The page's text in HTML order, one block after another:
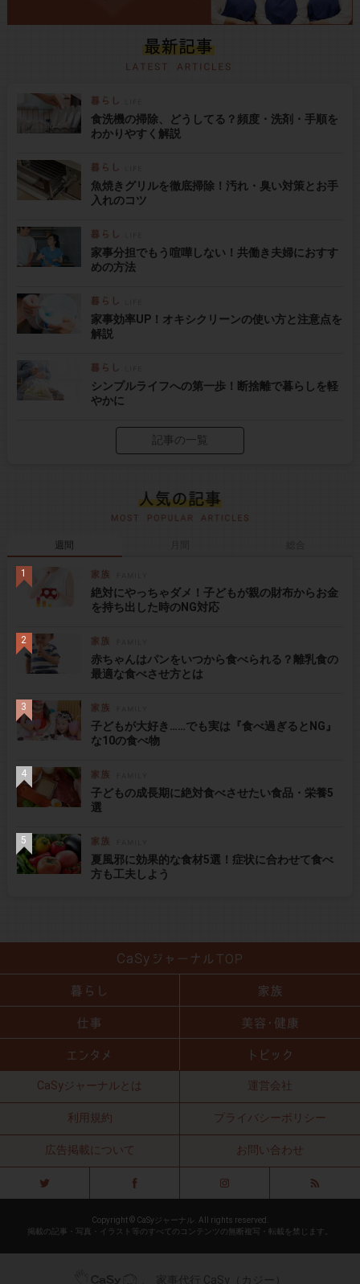
食洗機の掃除、どうしてる？頻度・洗剤・手順を
わかりやすく解説
魚焼きグリルを徹底掃除！汚れ・臭い対策とお手
入れのコツ
家事分担でもう喧嘩しない！共働き夫婦におすす
めの方法
家事効率UP！オキシクリーンの使い方と注意点を
解説
シンプルライフへの第一歩！断捨離で暮らしを軽
やかに
記事の一覧
週間
絶対にやっちゃダメ！子どもが親の財布からお金
を持ち出した時のNG対応
赤ちゃんはパンをいつから食べられる？離乳食の
最適な食べさせ方とは
子どもが大好き……でも実は『食べ過ぎるとNG』
な10の食べ物
子どもの成長期に絶対食べさせたい食品・栄養5
選
夏風邪に効果的な食材5選！症状に合わせて食べ
方も工夫しよう
CaSyジャーナルとは 運営会社
利用規約 プライバシーポリシー
広告掲載について お問い合わせ
Copyright © CaSyジャーナル. All rights reserved.
掲載の記事・写真・イラスト等のすべてのコンテンツの無断複写・転載を禁じます。
家事代行 CaSy（カジー）